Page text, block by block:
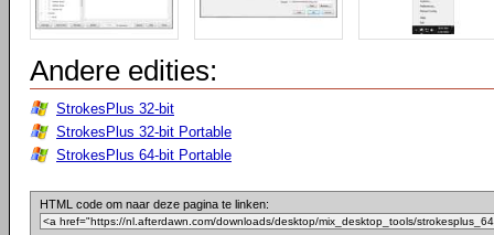
Andere edities:
StrokesPlus 32-bit
StrokesPlus 32-bit Portable
StrokesPlus 64-bit Portable
HTML code om naar deze pagina te linken: